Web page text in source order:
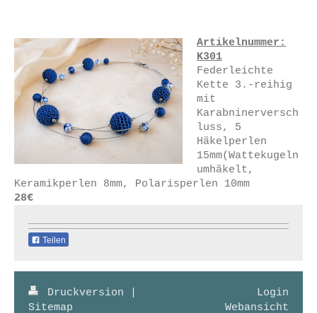
Artikelnummer:
K301
Federleichte
Kette 3.-reihig
mit
Karabninerversch
luss, 5
Häkelperlen
15mm(Wattekugeln
umhäkelt,
Keramikperlen 8mm, Polarisperlen 10mm
28€
Teilen
Druckversion
Sitemap
Login
Webansicht